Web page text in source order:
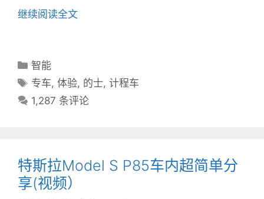
继续阅读全文
分
类
录
智能
标
签
专车,体验, 的士,计程车
1,287 条评论
特斯拉Model S P85车内超简单分
享(视频）